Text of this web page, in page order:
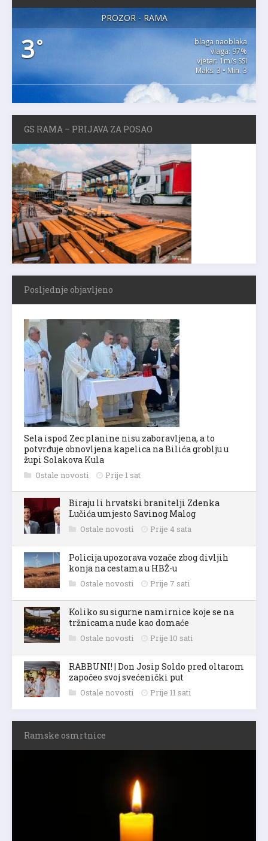
PROZOR - RAMA
3°
blaga naoblaka
vlaga: 97%
vjetar: 1m/s SSI
Maks. 3 • Min. 3
GS RAMA – PRIJAVA ZA POSAO
Posljednje objavljeno
Sela ispod Zec planine nisu zaboravljena, a to
potvrđuje obnovljena kapelica na Bilića groblju u
župi Solakova Kula
Ostale novosti Prije 1 sat
Biraju li hrvatski branitelji Zdenka
Lučića umjesto Savinog Malog
Ostale novosti Prije 4 sata
Policija upozorava vozače zbog divljih
konja na cestama u HBŽ-u
Ostale novosti Prije 7 sati
Koliko su sigurne namirnice koje se na
tržnicama nude kao domaće
Ostale novosti Prije 10 sati
RABBUNI! | Don Josip Soldo pred oltarom
započeo svoj svećenički put
Ostale novosti Prije 11 sati
Ramske osmrtnice